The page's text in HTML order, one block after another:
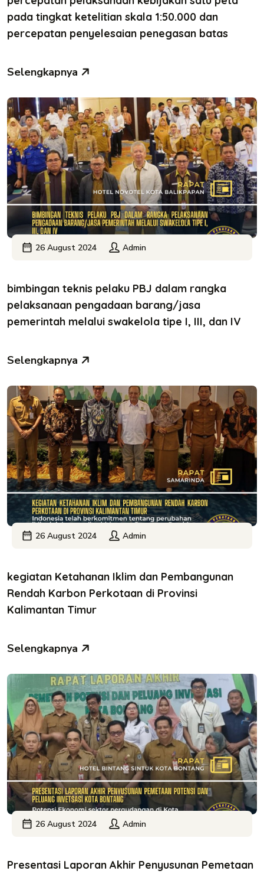
pada tingkat ketelitian skala 1:50.000 dan
percepatan penyelesaian penegasan batas
Selengkapnya
26 August 2024 Admin
bimbingan teknis pelaku PBJ dalam rangka
pelaksanaan pengadaan barang/jasa
pemerintah melalui swakelola tipe I, III, dan IV
Selengkapnya
26 August 2024 Admin
kegiatan Ketahanan Iklim dan Pembangunan
Rendah Karbon Perkotaan di Provinsi
Kalimantan Timur
Selengkapnya
26 August 2024 Admin
Presentasi Laporan Akhir Penyusunan Pemetaan